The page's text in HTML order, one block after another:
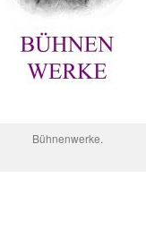
Bühnenwerke.